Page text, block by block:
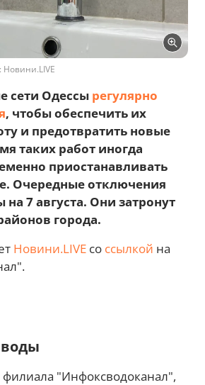
Новини.LIVE
сети Одессы регулярно
, чтобы обеспечить их
и предотвратить новые
таких работ иногда
приостанавливать
Очередные отключения
7 августа. Они затронут
города.
Новини.LIVE со ссылкой на
воды
"Инфоксводоканал",